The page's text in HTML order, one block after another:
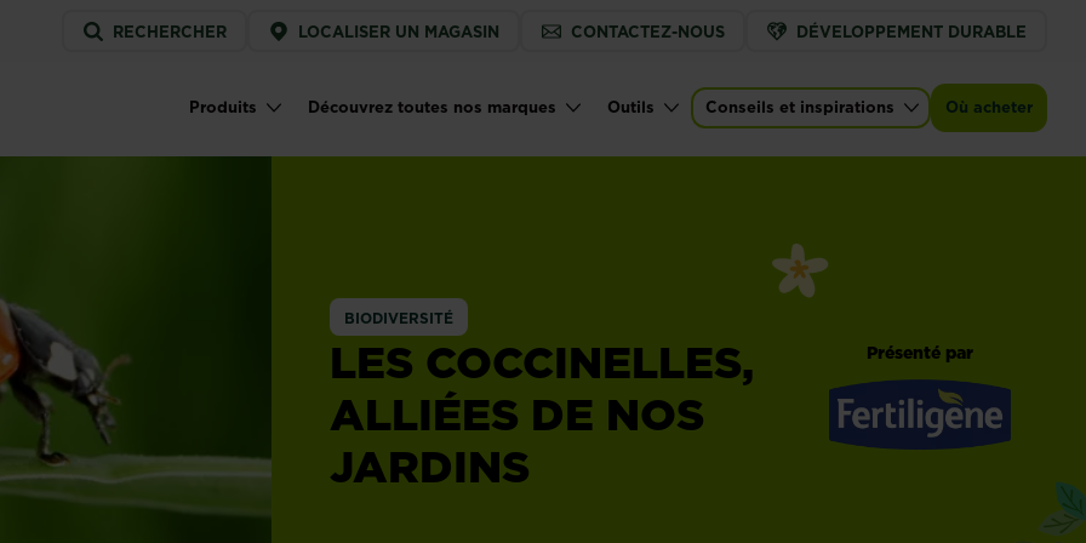
Service
menu
RECHERCHER LOCALISER UN MAGASIN CONTACTEZ-NOUS DÉVELOPPEMENT DURABLE
Main navigation
Produits Découvrez toutes nos marques Outils Conseils et inspirations Où acheter
BIODIVERSITÉ
LES COCCINELLES,
ALLIÉES DE NOS
JARDINS
Présenté par